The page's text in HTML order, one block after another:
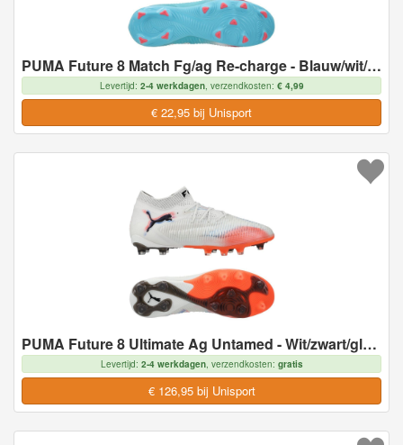
PUMA Future 8 Match Fg/ag Re-charge - Blauw/wit/roze Kids, maat 37
Levertijd: 2-4 werkdagen, verzendkosten: € 4,99
€ 22,95 bij Unisport
PUMA Future 8 Ultimate Ag Untamed - Wit/zwart/gloeiend Rood Dames - Kunstgras (Ag), maat 39
Levertijd: 2-4 werkdagen, verzendkosten: gratis
€ 126,95 bij Unisport